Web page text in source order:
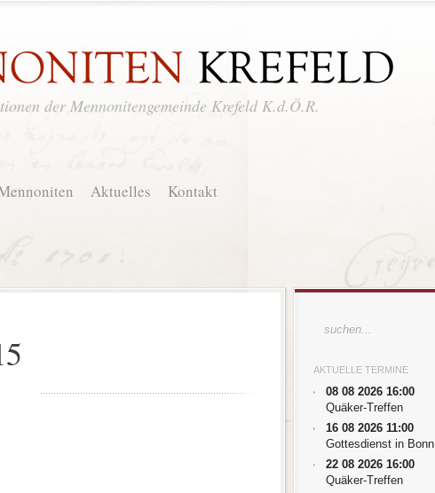
der Mennonitengemeinde Krefeld K.d.Ö.R.
Aktuelles Kontakt
AKTUELLE TERMINE
08 08 2026 16:00
Quäker-Treffen
16 08 2026 11:00
Gottesdienst in Bonn
22 08 2026 16:00
Quäker-Treffen